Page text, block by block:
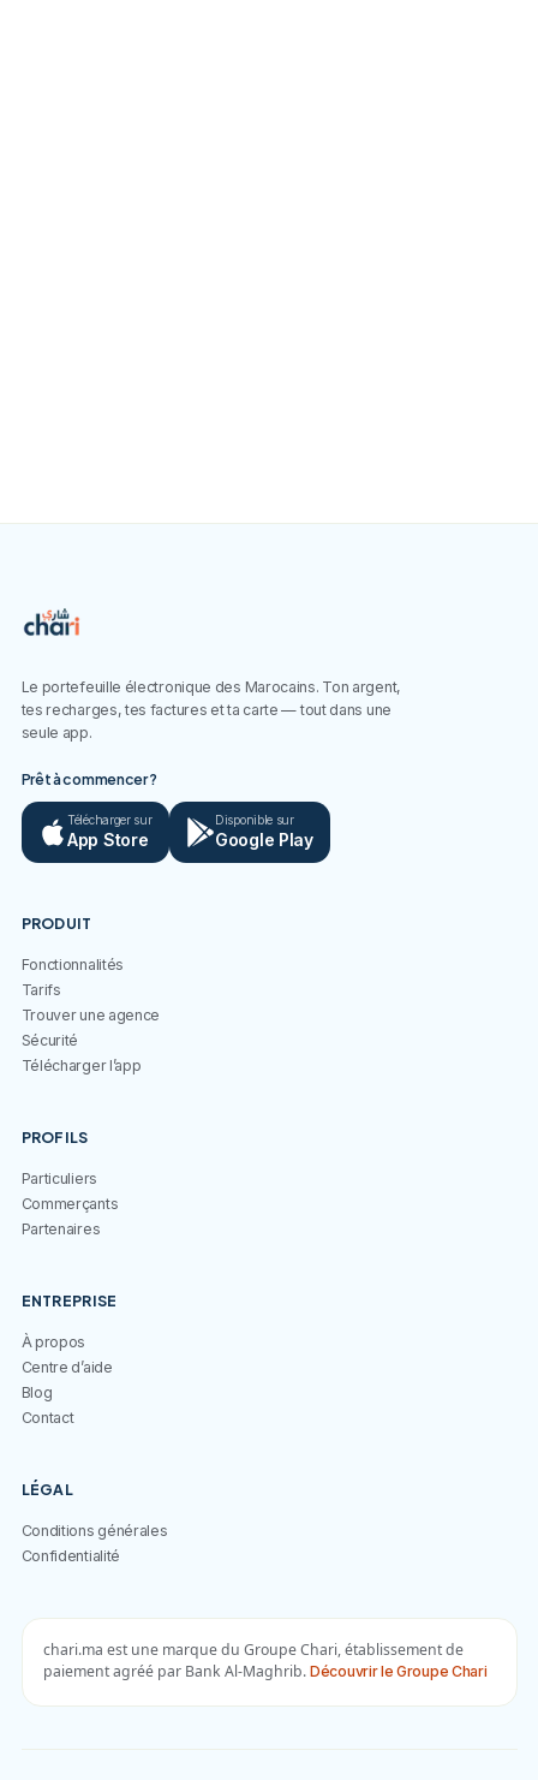
Le portefeuille électronique des Marocains. Ton argent,
tes recharges, tes factures et ta carte — tout dans une
seule app.
Prêt à commencer ?
Télécharger sur
App Store
Disponible sur
Google Play
PRODUIT
Fonctionnalités
Tarifs
Trouver une agence
Sécurité
Télécharger l’app
PROFILS
Particuliers
Commerçants
Partenaires
ENTREPRISE
À propos
Centre d’aide
Blog
Contact
LÉGAL
Conditions générales
Confidentialité
chari.ma est une marque du Groupe Chari, établissement de
paiement agréé par Bank Al-Maghrib. Découvrir le Groupe Chari